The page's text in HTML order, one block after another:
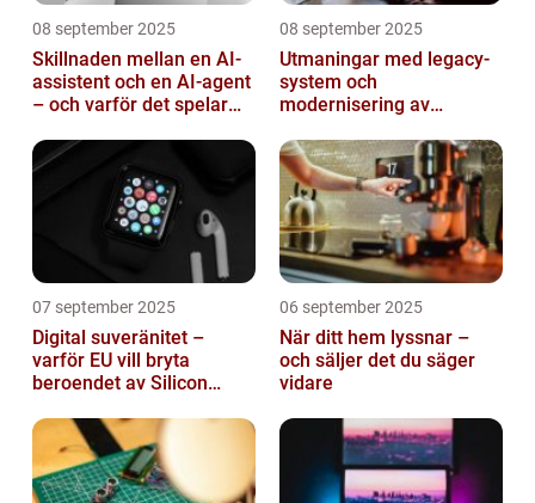
08 september 2025
Skillnaden mellan en AI-
assistent och en AI-agent
– och varför det spelar
08 september 2025
Utmaningar med legacy-
system och
modernisering av
07 september 2025
Digital suveränitet –
varför EU vill bryta
beroendet av Silicon
06 september 2025
När ditt hem lyssnar –
och säljer det du säger
vidare